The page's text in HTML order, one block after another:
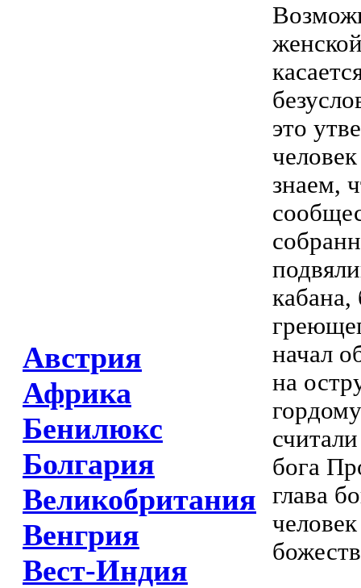
Австрия
Африка
Бенилюкс
Болгария
Великобритания
Венгрия
Вест-Индия
это
знаем,
начал
на
бога
глава